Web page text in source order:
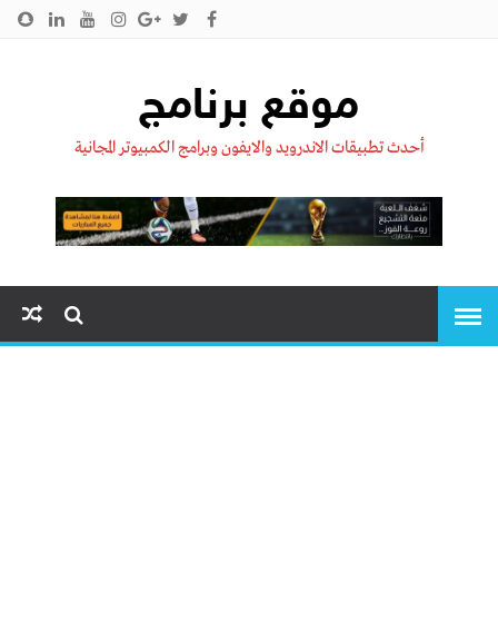
موقع برنامج
أحدث تطبيقات الاندرويد والايفون وبرامج الكمبيوتر المجانية